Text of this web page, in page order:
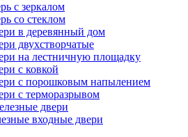
с зеркалом
со стеклом
в деревянный дом
двухстворчатые
на лестничную площадку
с ковкой
с порошковым напылением
с терморазрывом
двери
входные двери